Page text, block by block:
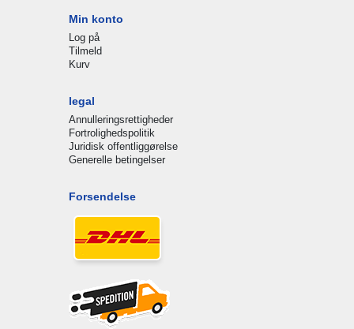
Min konto
Log på
Tilmeld
Kurv
legal
Annulleringsrettigheder
Fortrolighedspolitik
Juridisk offentliggørelse
Generelle betingelser
Forsendelse